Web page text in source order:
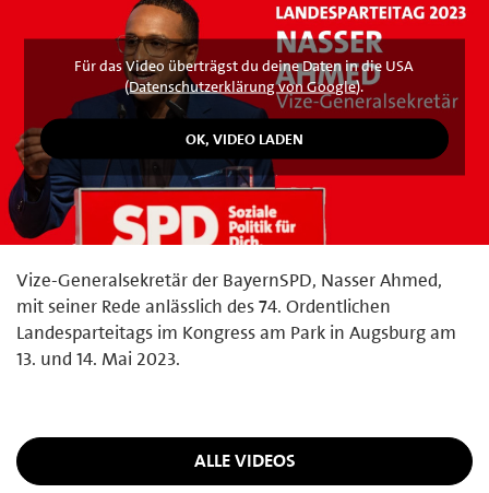
Für das Video überträgst du deine Daten in die USA
(Datenschutzerklärung von Google).
Vize-Generalsekretär der BayernSPD, Nasser Ahmed,
mit seiner Rede anlässlich des 74. Ordentlichen
Landesparteitags im Kongress am Park in Augsburg am
13. und 14. Mai 2023.
ALLE VIDEOS